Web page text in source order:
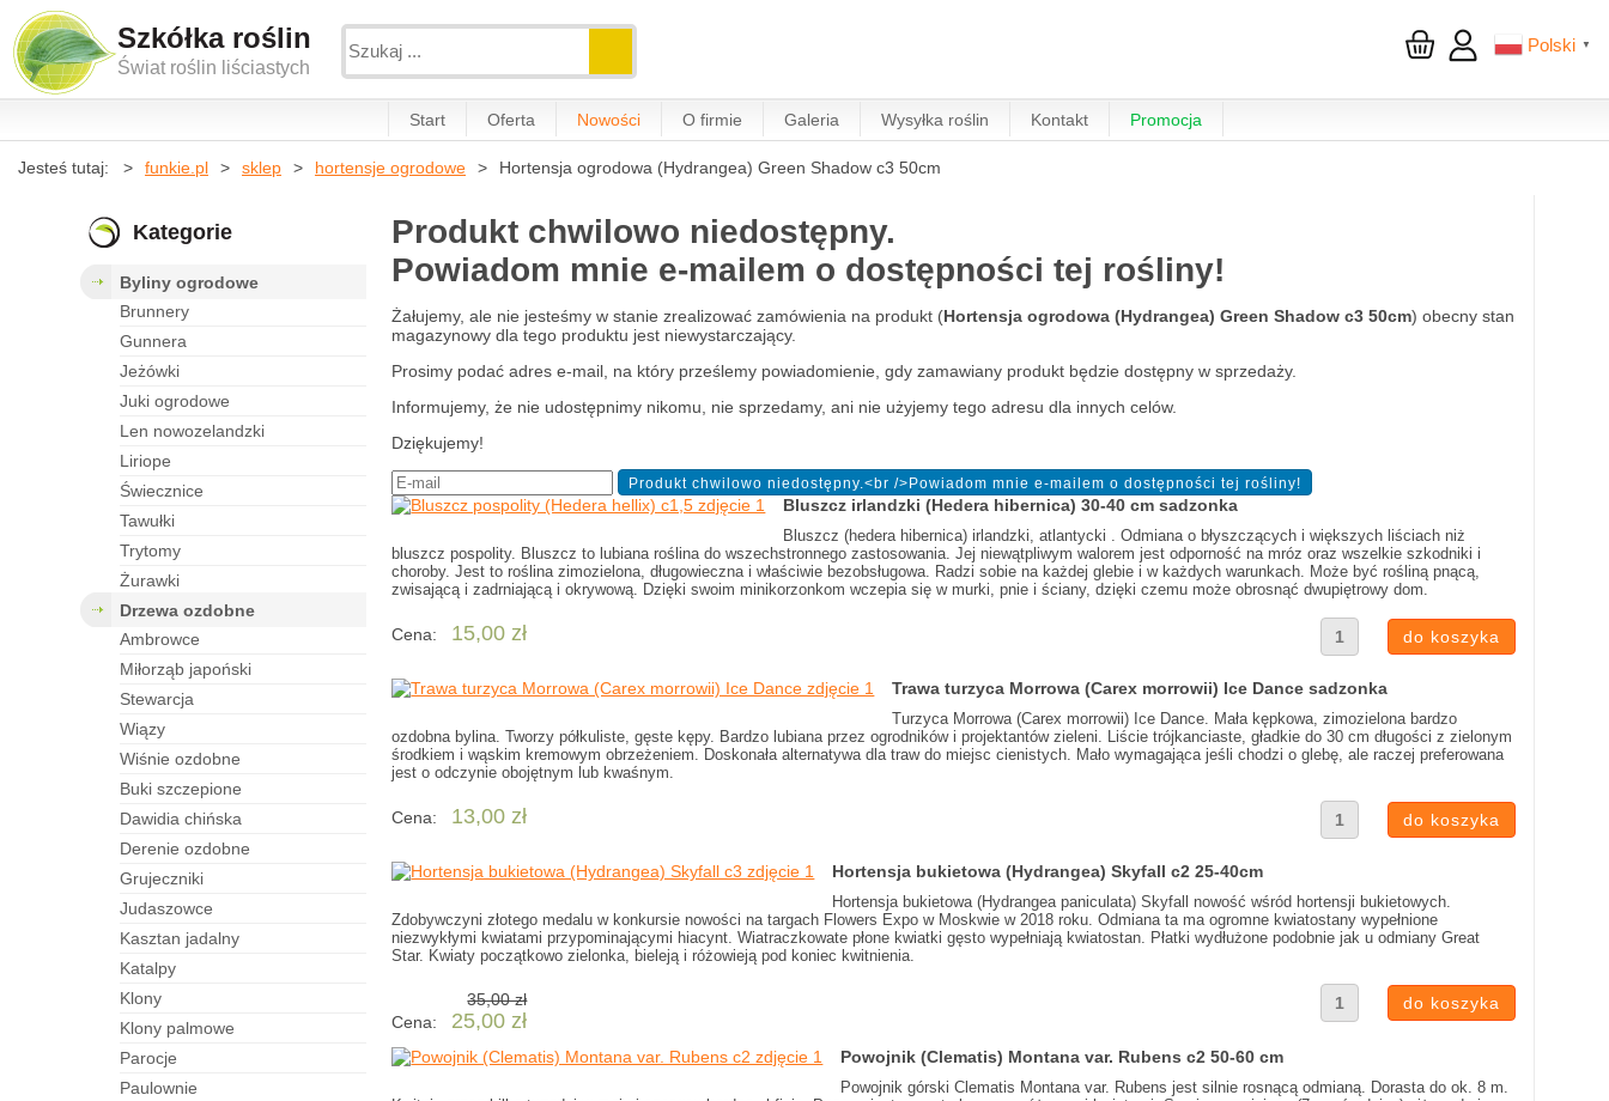
Szkółka roślin
Świat roślin liściastych
Polski ▼
Start Oferta Nowości O firmie Galeria Wysyłka roślin Kontakt Promocja
Jesteś tutaj: funkie.pl sklep hortensje ogrodowe Hortensja ogrodowa (Hydrangea) Green Shadow c3 50cm
Kategorie
byliny ogrodowe
brunnery
gunnera
jeżówki
juki ogrodowe
len nowozelandzki
liriope
świecznice
tawułki
trytomy
żurawki
drzewa ozdobne
ambrowce
miłorząb japoński
stewarcja
wiązy
wiśnie ozdobne
buki szczepione
dawidia chińska
derenie ozdobne
grujeczniki
judaszowce
kasztan jadalny
katalpy
klony
klony palmowe
parocje
paulownie
Produkt chwilowo niedostępny.
Powiadom mnie e-mailem o dostępności tej rośliny!
Żałujemy, ale nie jesteśmy w stanie zrealizować zamówienia na produkt (Hortensja ogrodowa (Hydrangea) Green Shadow c3 50cm) obecny stan
magazynowy dla tego produktu jest niewystarczający.
Prosimy podać adres e-mail, na który prześlemy powiadomienie, gdy zamawiany produkt będzie dostępny w sprzedaży.
Informujemy, że nie udostępnimy nikomu, nie sprzedamy, ani nie użyjemy tego adresu dla innych celów.
Dziękujemy!
Bluszcz irlandzki (Hedera hibernica) 30-40 cm sadzonka
Bluszcz (hedera hibernica) irlandzki, atlantycki . Odmiana o błyszczących i większych liściach niż
bluszcz pospolity. Bluszcz to lubiana roślina do wszechstronnego zastosowania. Jej niewątpliwym walorem jest odporność na mróz oraz wszelkie szkodniki i
choroby. Jest to roślina zimozielona, długowieczna i właściwie bezobsługowa. Radzi sobie na każdej glebie i w każdych warunkach. Może być rośliną pnącą,
zwisającą i zadrniającą i okrywową. Dzięki swoim minikorzonkom wczepia się w murki, pnie i ściany, dzięki czemu może obrosnąć dwupiętrowy dom.
Cena: 15,00 zł
Trawa turzyca Morrowa (Carex morrowii) Ice Dance sadzonka
Turzyca Morrowa (Carex morrowii) Ice Dance. Mała kępkowa, zimozielona bardzo
ozdobna bylina. Tworzy półkuliste, gęste kępy. Bardzo lubiana przez ogrodników i projektantów zieleni. Liście trójkanciaste, gładkie do 30 cm długości z zielonym
środkiem i wąskim kremowym obrzeżeniem. Doskonała alternatywa dla traw do miejsc cienistych. Mało wymagająca jeśli chodzi o glebę, ale raczej preferowana
jest o odczynie obojętnym lub kwaśnym.
Cena: 13,00 zł
Hortensja bukietowa (Hydrangea) Skyfall c2 25-40cm
Hortensja bukietowa (Hydrangea paniculata) Skyfall nowość wśród hortensji bukietowych.
Zdobywczyni złotego medalu w konkursie nowości na targach Flowers Expo w Moskwie w 2018 roku. Odmiana ta ma ogromne kwiatostany wypełnione
niezwykłymi kwiatami przypominającymi hiacynt. Wiatraczkowate płone kwiatki gęsto wypełniają kwiatostan. Płatki wydłużone podobnie jak u odmiany Great
Star. Kwiaty początkowo zielonka, bieleją i różowieją pod koniec kwitnienia.
35,00 zł
Cena:
25,00 zł
Powojnik (Clematis) Montana var. Rubens c2 50-60 cm
Powojnik górski Clematis Montana var. Rubens jest silnie rosnącą odmianą. Dorasta do ok. 8 m.